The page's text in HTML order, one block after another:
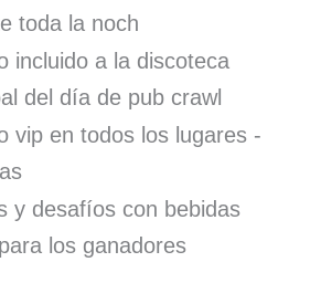
toda la noch
incluido a la discoteca
del día de pub crawl
vip en todos los lugares -
y desafíos con bebidas
los ganadores